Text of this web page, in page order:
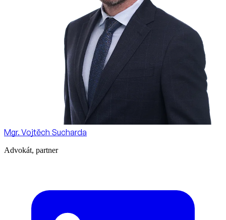
Mgr. Vojtěch Sucharda
Advokát, partner